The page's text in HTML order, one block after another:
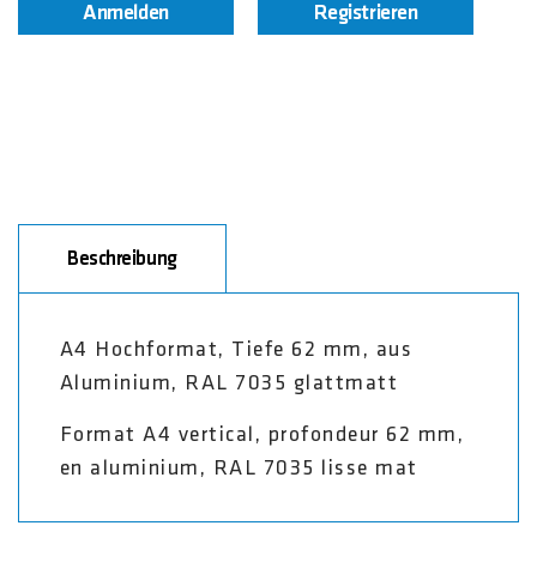
Anmelden Registrieren
Beschreibung
A4 Hochformat, Tiefe 62 mm, aus
Aluminium, RAL 7035 glattmatt
Format A4 vertical, profondeur 62 mm,
en aluminium, RAL 7035 lisse mat